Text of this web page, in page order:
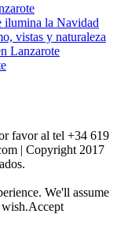
ilumina la Navidad
vistas y naturaleza
Lanzarote
favor al tel +34 619
| Copyright 2017
We'll assume
Accept